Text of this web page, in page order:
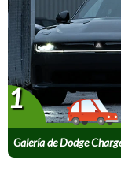
Galería de Dodge
1